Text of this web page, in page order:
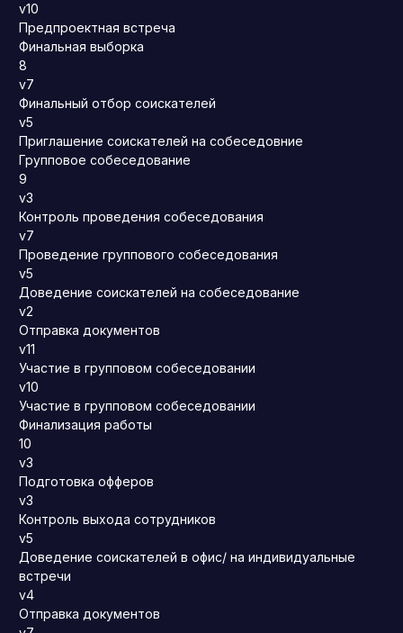
v10
Предпроектная встреча
Финальная выборка
8
v7
Финальный отбор соискателей
v5
Приглашение соискателей на собеседовние
Групповое собеседование
9
v3
Контроль проведения собеседования
v7
Проведение группового собеседования
v5
Доведение соискателей на собеседование
v2
Отправка документов
v11
Участие в групповом собеседовании
v10
Участие в групповом собеседовании
Финализация работы
10
v3
Подготовка офферов
v3
Контроль выхода сотрудников
v5
Доведение соискателей в офис/ на индивидуальные
встречи
v4
Отправка документов